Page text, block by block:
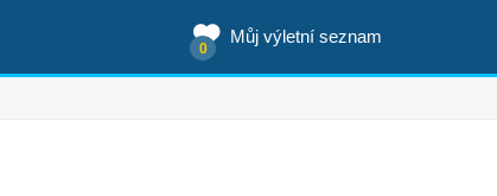
Můj výletní seznam
0